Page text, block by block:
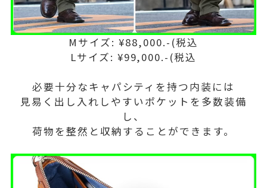
Mサイズ: ¥88,000.-(税込
Lサイズ: ¥99,000.-(税込
必要十分なキャパシティを持つ内装には
見易く出し入れしやすいポケットを多数装備
し、
荷物を整然と収納することができます。